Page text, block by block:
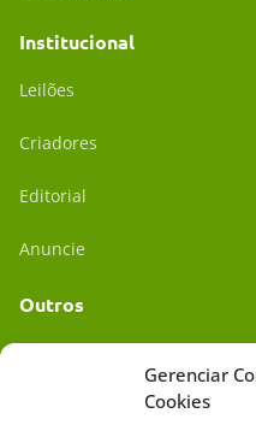
Gerenciar
Cookies
Institucional
Leilões
Criadores
Editorial
Anuncie
Outros